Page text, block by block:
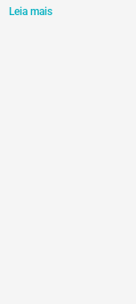
Leia mais